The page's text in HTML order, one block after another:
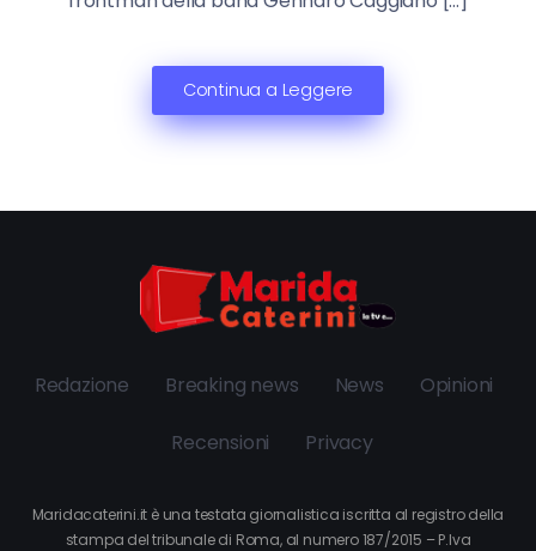
Continua a Leggere
Redazione Breaking news News Opinioni
Recensioni Privacy
Maridacaterini.it è una testata giornalistica iscritta al registro della
stampa del tribunale di Roma, al numero 187/2015 – P.Iva